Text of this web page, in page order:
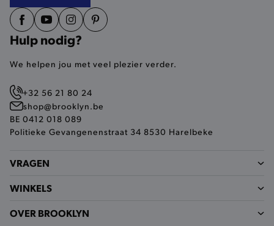
Hulp nodig?
We helpen jou met veel plezier verder.
+32 56 21 80 24
shop@brooklyn.be
BE 0412 018 089
Politieke Gevangenenstraat 34 8530 Harelbeke
VRAGEN
WINKELS
OVER BROOKLYN